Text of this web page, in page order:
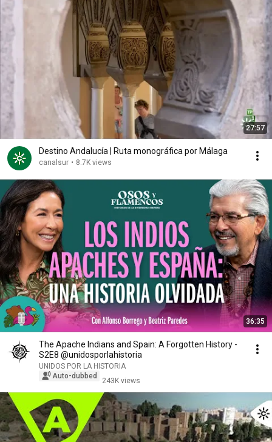
27:57
Destino Andalucía | Ruta monográfica por Málaga
canalsur • 8.7K views
36:35
The Apache Indians and Spain: A Forgotten History -
S2E8 @unidosporlahistoria
UNIDOS POR LA HISTORIA
Auto-dubbed
243K views